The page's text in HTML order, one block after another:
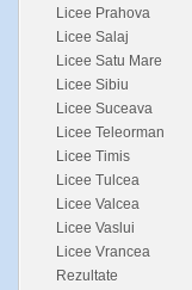
Licee Prahova
Licee Salaj
Licee Satu Mare
Licee Sibiu
Licee Suceava
Licee Teleorman
Licee Timis
Licee Tulcea
Licee Valcea
Licee Vaslui
Licee Vrancea
Rezultate